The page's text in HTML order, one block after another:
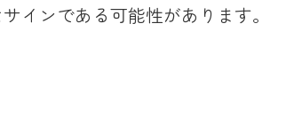
インである可能性があります。